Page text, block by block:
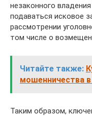
незаконного
подаваться исковое
рассмотрении
том числе о
Читайте также:
мошенничества
Таким образом,